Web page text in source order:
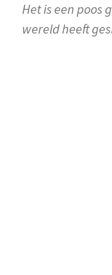
Het is een poos
wereld heeft